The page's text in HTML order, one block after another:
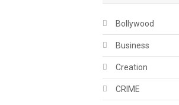
Bollywood
Business
Creation
CRIME